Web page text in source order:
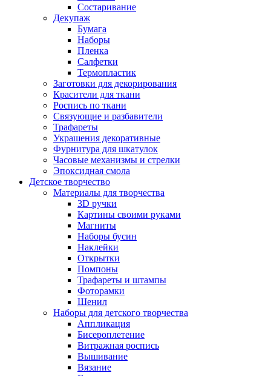
Состаривание
Декупаж
Бумага
Наборы
Пленка
Салфетки
Термопластик
Заготовки для декорирования
Красители для ткани
Роспись по ткани
Связующие и разбавители
Трафареты
Украшения декоративные
Фурнитура для шкатулок
Часовые механизмы и стрелки
Эпоксидная смола
Детское творчество
Материалы для творчества
3D ручки
Картины своими руками
Магниты
Наборы бусин
Наклейки
Открытки
Помпоны
Трафареты и штампы
Фоторамки
Шенил
Наборы для детского творчества
Аппликация
Бисероплетение
Витражная роспись
Вышивание
Вязание